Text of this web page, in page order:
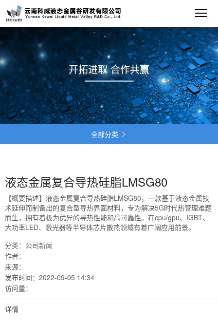
开拓进取 合作共赢
全部分类 
液态金属复合导热硅脂LMSG80
【概要描述】 液态金属复合导热硅脂LMSG80，一款基于液态金属技
术延伸而制备出的复合型导热界面材料，专为解决5G时代热管理难题
而生，拥有着极为优异的导热性能和高可靠性。在cpu/gpu、IGBT、
大功率LED、激光器等半导体芯片散热领域有着广阔应用前景。
分类： 公司新闻
作者：
来源：
发布时间： 2022-09-05 14:34
访问量：
详情